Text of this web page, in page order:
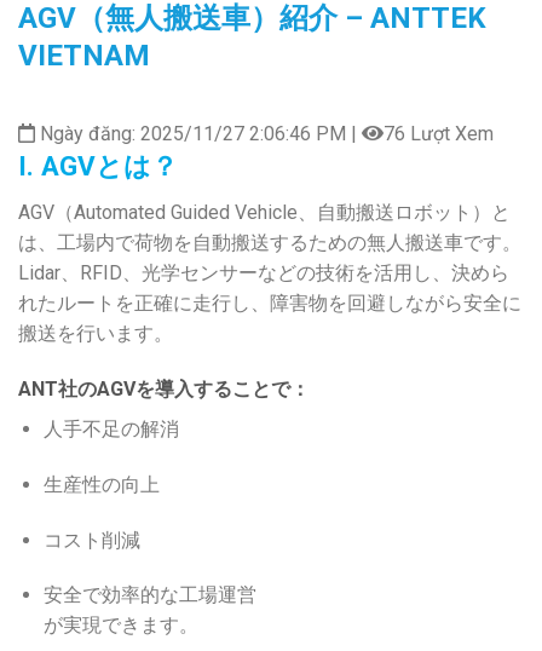
AGV（無人搬送車）紹介 – ANTTEK
VIETNAM
Ngày đăng: 2025/11/27 2:06:46 PM | 76 Lượt Xem
I. AGVとは？
AGV（Automated Guided Vehicle、自動搬送ロボット）と
は、工場内で荷物を自動搬送するための無人搬送車です。
Lidar、RFID、光学センサーなどの技術を活用し、決めら
れたルートを正確に走行し、障害物を回避しながら安全に
搬送を行います。
ANT社のAGVを導入することで：
人手不足の解消
生産性の向上
コスト削減
安全で効率的な工場運営
が実現できます。